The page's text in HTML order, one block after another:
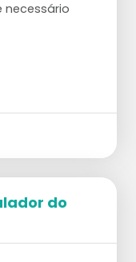
necessário
do